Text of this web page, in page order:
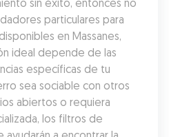
sin éxito, entonces no
particulares para
en Massanes,
ideal depende de las
específicas de tu
sea sociable con otros
abiertos o requiera
los filtros de